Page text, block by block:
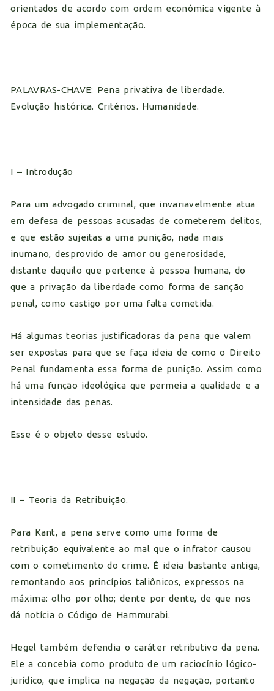
orientados de acordo com ordem econômica vigente à
época de sua implementação.
PALAVRAS-CHAVE: Pena privativa de liberdade.
Evolução histórica. Critérios. Humanidade.
I – Introdução
Para um advogado criminal, que invariavelmente atua
em defesa de pessoas acusadas de cometerem delitos,
e que estão sujeitas a uma punição, nada mais
inumano, desprovido de amor ou generosidade,
distante daquilo que pertence à pessoa humana, do
que a privação da liberdade como forma de sanção
penal, como castigo por uma falta cometida.
Há algumas teorias justificadoras da pena que valem
ser expostas para que se faça ideia de como o Direito
Penal fundamenta essa forma de punição. Assim como
há uma função ideológica que permeia a qualidade e a
intensidade das penas.
Esse é o objeto desse estudo.
II – Teoria da Retribuição.
Para Kant, a pena serve como uma forma de
retribuição equivalente ao mal que o infrator causou
com o cometimento do crime. É ideia bastante antiga,
remontando aos princípios taliônicos, expressos na
máxima: olho por olho; dente por dente, de que nos
dá notícia o Código de Hammurabi.
Hegel também defendia o caráter retributivo da pena.
Ele a concebia como produto de um raciocínio lógico-
jurídico, que implica na negação da negação, portanto